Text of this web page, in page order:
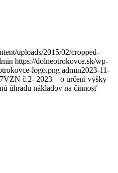
uploads/2015/02/cropped-
https://dolneotrokovce.sk/wp-
logo.png admin2023-11-
VZN č.2- 2023 – o určení výšky
úhradu nákladov na činnosť